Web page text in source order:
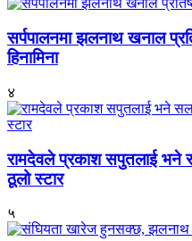
सर्पपालनमा झलनाथ खनाल
हिनामिना
४
रामदेवले प्रकाश सपुतलाई भने
ठूलो स्टार
५